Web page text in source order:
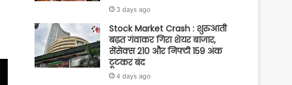
3 days ago
Stock Market Crash : शुरुआती
बढ़त गंवाकर गिरा शेयर बाजार,
सेंसेक्स 210 और निफ्टी 159 अंक
टूटकर बंद
4 days ago